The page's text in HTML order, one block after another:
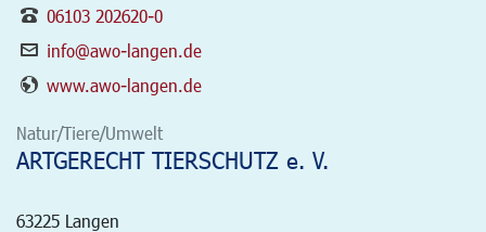
06103 202620-0
info@awo-langen.de
www.awo-langen.de
Natur/Tiere/Umwelt
ARTGERECHT TIERSCHUTZ e. V.
63225 Langen